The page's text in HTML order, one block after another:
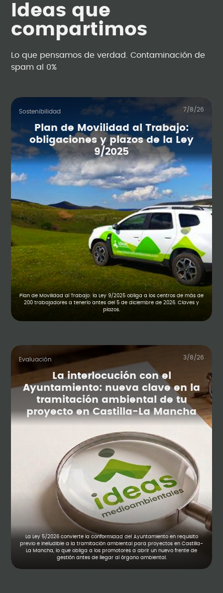
Ideas que
compartimos
Lo que pensamos de verdad. Contaminación de
spam al 0%
Sostenibilidad 7/8/26
Plan de Movilidad al Trabajo:
obligaciones y plazos de la Ley
9/2025
Plan de Movilidad al Trabajo: la Ley 9/2025 obliga a los centros de más de
200 trabajadores a tenerlo antes del 5 de diciembre de 2026. Claves y
plazos.
Evaluación 3/8/26
La interlocución con el
Ayuntamiento: nueva clave en la
tramitación ambiental de tu
proyecto en Castilla-La Mancha
La Ley 5/2026 convierte la conformidad del Ayuntamiento en requisito
previo e ineludible a la tramitación ambiental para proyectos en Castilla-
La Mancha, lo que obliga a los promotores a abrir un nuevo frente de
gestión antes de llegar al órgano ambiental.